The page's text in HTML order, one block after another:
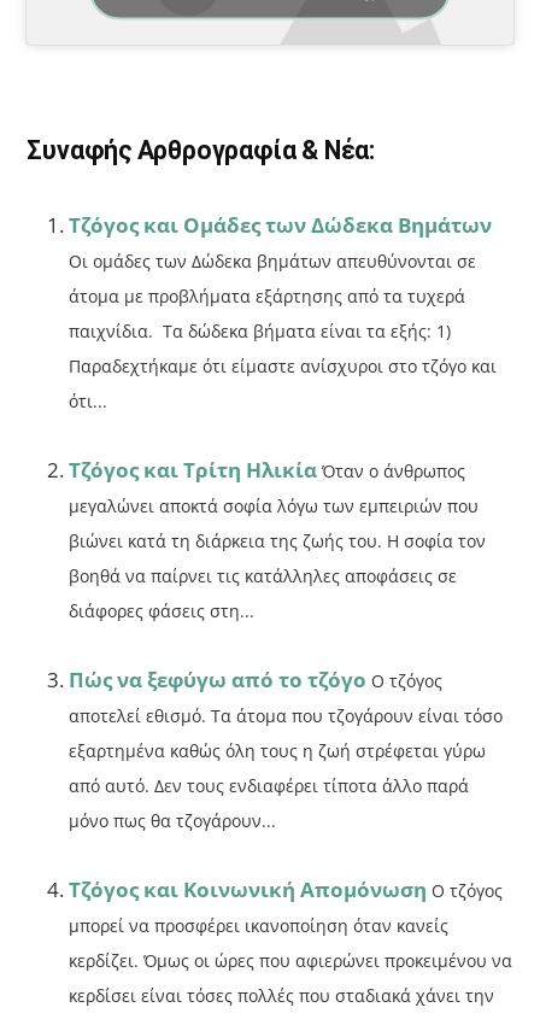
e
b
o
k
l α
σ
ίτ
ε
Συναφής Αρθρογραφία & Νέα:
Τζόγος και Ομάδες των Δώδεκα Βημάτων
Οι ομάδες των Δώδεκα βημάτων απευθύνονται σε
άτομα με προβλήματα εξάρτησης από τα τυχερά
παιχνίδια. Τα δώδεκα βήματα είναι τα εξής: 1)
Παραδεχτήκαμε ότι είμαστε ανίσχυροι στο τζόγο και
ότι...
Τζόγος και Τρίτη Ηλικία Όταν ο άνθρωπος
μεγαλώνει αποκτά σοφία λόγω των εμπειριών που
βιώνει κατά τη διάρκεια της ζωής του. Η σοφία τον
βοηθά να παίρνει τις κατάλληλες αποφάσεις σε
διάφορες φάσεις στη...
Πώς να ξεφύγω από το τζόγο Ο τζόγος
αποτελεί εθισμό. Τα άτομα που τζογάρουν είναι τόσο
εξαρτημένα καθώς όλη τους η ζωή στρέφεται γύρω
από αυτό. Δεν τους ενδιαφέρει τίποτα άλλο παρά
μόνο πως θα τζογάρουν...
Τζόγος και Κοινωνική Απομόνωση Ο τζόγος
μπορεί να προσφέρει ικανοποίηση όταν κανείς
κερδίζει. Όμως οι ώρες που αφιερώνει προκειμένου να
κερδίσει είναι τόσες πολλές που σταδιακά χάνει την